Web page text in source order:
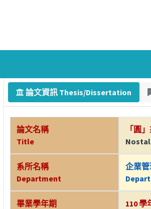
論文資訊 Thesis/Dissertation
論文名稱
Title
「圓
系所名稱
Department
企業
畢業學年期
110 學